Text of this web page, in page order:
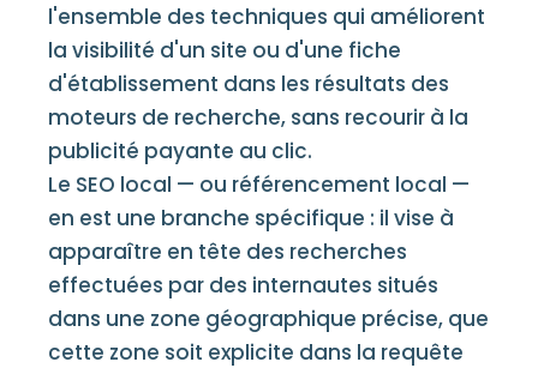
l'ensemble des techniques qui améliorent
la visibilité d'un site ou d'une fiche
d'établissement dans les résultats des
moteurs de recherche, sans recourir à la
publicité payante au clic.
Le SEO local — ou référencement local —
en est une branche spécifique : il vise à
apparaître en tête des recherches
effectuées par des internautes situés
dans une zone géographique précise, que
cette zone soit explicite dans la requête